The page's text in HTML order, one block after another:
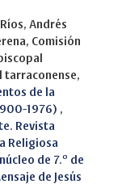
Andrés
Comisión
tarraconense,
de la
1976) ,
Revista
Religiosa
de 7.º de
de Jesús